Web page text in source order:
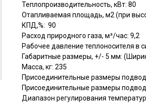
Теплопроизводительность, кВт: 80
Отапливаемая площадь, м2 (при
КПД,%: 90
Расход природного газа, м³/час: 9,2
Рабочее давление теплоносителя в
Габаритные размеры, +/- 5 мм:
Масса, кг: 235
Присоединительные размеры
Присоединительные размеры
Диапазон регулирования